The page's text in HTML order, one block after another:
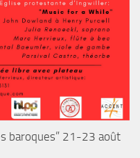
baroques” 21-23 août